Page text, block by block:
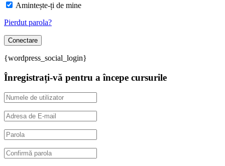
Amintește-ți de mine
Pierdut parola?
{wordpress_social_login}
Înregistrați-vă pentru a începe cursurile